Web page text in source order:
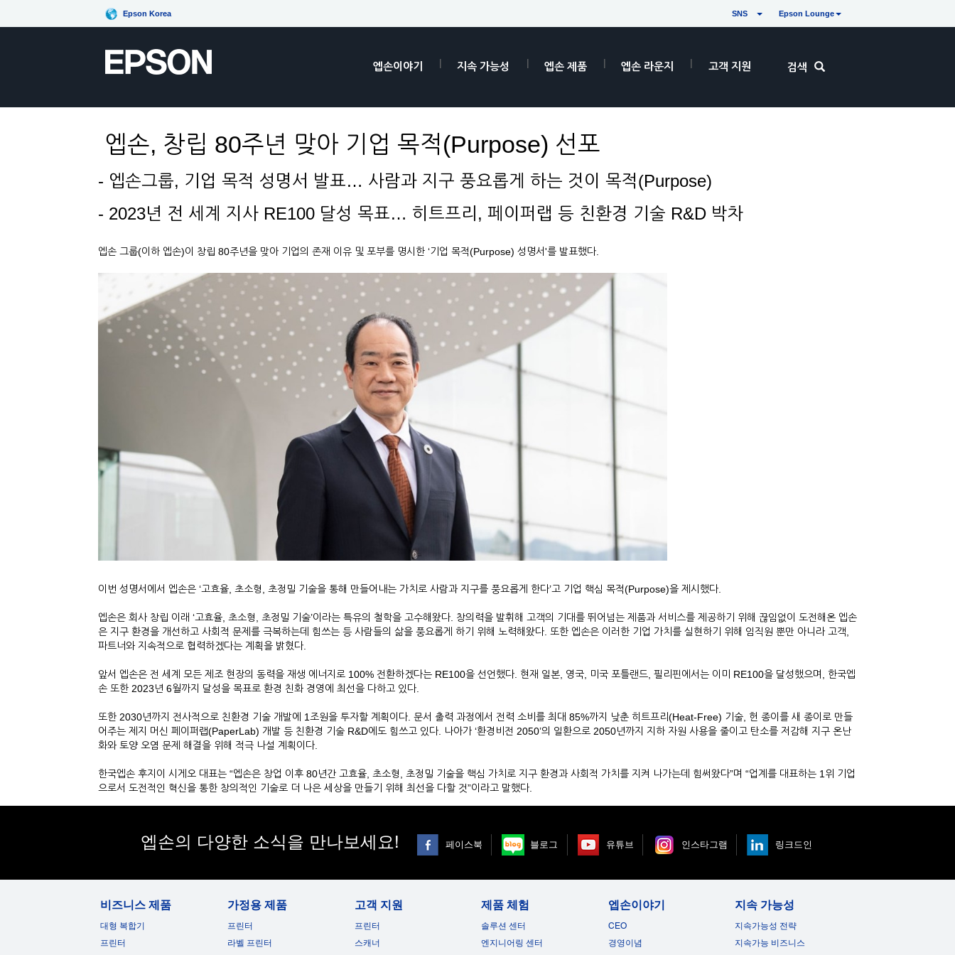
Epson Korea SNS Epson Lounge
엡손이야기 지속 가능성 엡손 제품 엡손 라운지 고객 지원 검색
엡손, 창립 80주년 맞아 기업 목적(Purpose) 선포
- 엡손그룹, 기업 목적 성명서 발표… 사람과 지구 풍요롭게 하는 것이 목적(Purpose)
- 2023년 전 세계 지사 RE100 달성 목표… 히트프리, 페이퍼랩 등 친환경 기술 R&D 박차
엡손 그룹(이하 엡손)이 창립 80주년을 맞아 기업의 존재 이유 및 포부를 명시한 ‘기업 목적(Purpose) 성명서'를 발표했다.
이번 성명서에서 엡손은 ‘고효율, 초소형, 초정밀 기술을 통해 만들어내는 가치로 사람과 지구를 풍요롭게 한다’고 기업 핵심 목적(Purpose)을 제시했다.
엡손은 회사 창립 이래 ‘고효율, 초소형, 초정밀 기술’이라는 특유의 철학을 고수해왔다. 창의력을 발휘해 고객의 기대를 뛰어넘는 제품과 서비스를 제공하기 위해 끊임없이 도전해온 엡손
은 지구 환경을 개선하고 사회적 문제를 극복하는데 힘쓰는 등 사람들의 삶을 풍요롭게 하기 위해 노력해왔다. 또한 엡손은 이러한 기업 가치를 실현하기 위해 임직원 뿐만 아니라 고객,
파트너와 지속적으로 협력하겠다는 계획을 밝혔다.
앞서 엡손은 전 세계 모든 제조 현장의 동력을 재생 에너지로 100% 전환하겠다는 RE100을 선언했다. 현재 일본, 영국, 미국 포틀랜드, 필리핀에서는 이미 RE100을 달성했으며, 한국엡
손 또한 2023년 6월까지 달성을 목표로 환경 친화 경영에 최선을 다하고 있다.
또한 2030년까지 전사적으로 친환경 기술 개발에 1조원을 투자할 계획이다. 문서 출력 과정에서 전력 소비를 최대 85%까지 낮춘 히트프리(Heat-Free) 기술, 헌 종이를 새 종이로 만들
어주는 제지 머신 페이퍼랩(PaperLab) 개발 등 친환경 기술 R&D에도 힘쓰고 있다. 나아가 ‘환경비전 2050’의 일환으로 2050년까지 지하 자원 사용을 줄이고 탄소를 저감해 지구 온난
화와 토양 오염 문제 해결을 위해 적극 나설 계획이다.
한국엡손 후지이 시게오 대표는 “엡손은 창업 이후 80년간 고효율, 초소형, 초정밀 기술을 핵심 가치로 지구 환경과 사회적 가치를 지켜 나가는데 힘써왔다”며 “업계를 대표하는 1위 기업
으로서 도전적인 혁신을 통한 창의적인 기술로 더 나은 세상을 만들기 위해 최선을 다할 것”이라고 말했다.
엡손의 다양한 소식을 만나보세요! 페이스북 블로그 유튜브 인스타그램 링크드인
비즈니스 제품
대형 복합기
프린터
가정용 제품
프린터
라벨 프린터
고객 지원
프린터
스캐너
제품 체험
솔루션 센터
엔지니어링 센터
엡손이야기
CEO
경영이념
지속 가능성
지속가능성 전략
지속가능 비즈니스